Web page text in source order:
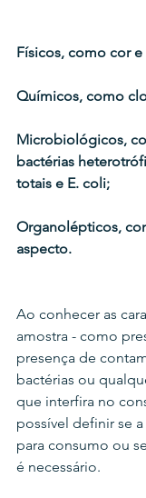
Físicos, como cor
Químicos, como
Microbiológicos,
bactérias
totais e E. coli;
Organolépticos,
aspecto.
Ao conhecer as
amostra - como
presença de
bactérias ou
que interfira no
possível definir se
para consumo ou
é necessário.